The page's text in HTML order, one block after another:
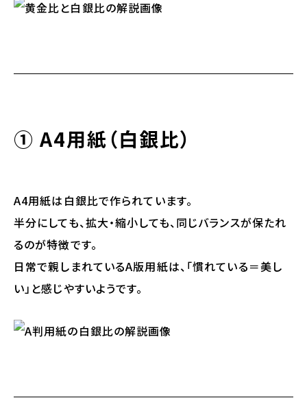
① A4用紙（白銀比）
A4用紙は白銀比で作られています。
半分にしても、拡大・縮小しても、同じバランスが保たれ
るのが特徴です。
日常で親しまれているA版用紙は、「慣れている＝美し
い」と感じやすいようです。